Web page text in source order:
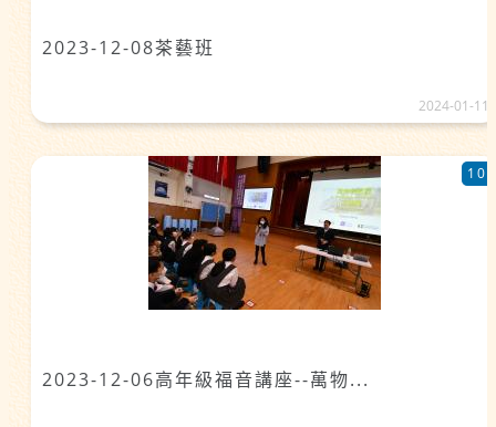
2023-12-08茶藝班
2024-01-11
2023-12-06高年級福音講座--萬物...
10